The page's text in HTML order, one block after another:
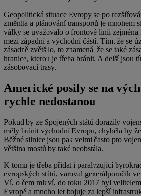
Geopolitická situace Evropy se po
změnila a plánování transportů je mnohem
války se uvažovalo o frontové linii zejména
mezi západní a východní částí. Tím, že se
zásadně zvětšilo, to znamená, že se také
hranice, kterou je třeba bránit. A delší jsou
zásobovací trasy.
Americké posily se na
rychle nedostanou
Pokud by ze Spojených států dorazily
měly bránit východní Evropu, chyběla by
Běžné silnice jsou pak velmi často pro
většina mostů by také neobstála.
K tomu je třeba přidat i paralyzující
evropských států, varoval generálporučík
Ví, o čem mluví, do roku 2017 byl
Evropě a mnoho let bojuje za lepší